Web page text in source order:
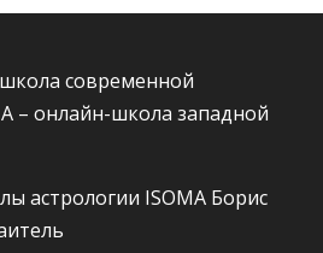
современной
– онлайн-школа западной
астрологии ISOMA Борис